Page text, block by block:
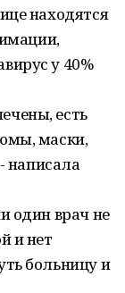
находятся
у 40%
есть
маски,
написала
один врач не
и нет
больницу и